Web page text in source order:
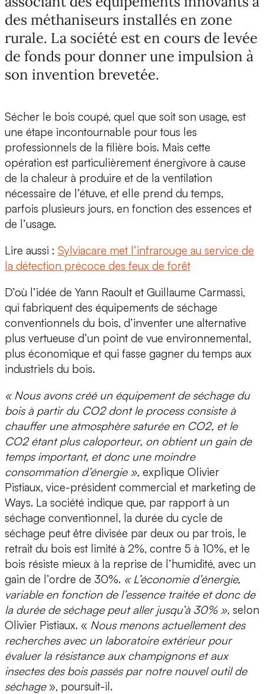
des méthaniseurs installés en zone
rurale. La société est en cours de levée
de fonds pour donner une impulsion à
son invention brevetée.
Sécher le bois coupé, quel que soit son usage, est
une étape incontournable pour tous les
professionnels de la filière bois. Mais cette
opération est particulièrement énergivore à cause
de la chaleur à produire et de la ventilation
nécessaire de l’étuve, et elle prend du temps,
parfois plusieurs jours, en fonction des essences et
de l’usage.
Lire aussi : Sylviacare met l’infrarouge au service de
la détection précoce des feux de forêt
D’où l’idée de Yann Raoult et Guillaume Carmassi,
qui fabriquent des équipements de séchage
conventionnels du bois, d’inventer une alternative
plus vertueuse d’un point de vue environnemental,
plus économique et qui fasse gagner du temps aux
industriels du bois.
« Nous avons créé un équipement de séchage du
bois à partir du CO2 dont le process consiste à
chauffer une atmosphère saturée en CO2, et le
CO2 étant plus caloporteur, on obtient un gain de
temps important, et donc une moindre
consommation d’énergie », explique Olivier
Pistiaux, vice-président commercial et marketing de
Ways. La société indique que, par rapport à un
séchage conventionnel, la durée du cycle de
séchage peut être divisée par deux ou par trois, le
retrait du bois est limité à 2%, contre 5 à 10%, et le
bois résiste mieux à la reprise de l’humidité, avec un
gain de l’ordre de 30%. « L’économie d’énergie,
variable en fonction de l’essence traitée et donc de
la durée de séchage peut aller jusqu’à 30% », selon
Olivier Pistiaux. « Nous menons actuellement des
recherches avec un laboratoire extérieur pour
évaluer la résistance aux champignons et aux
insectes des bois passés par notre nouvel outil de
séchage», poursuit-il.